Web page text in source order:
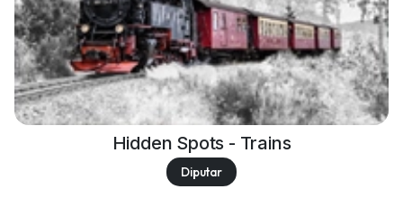
Hidden Spots - Trains
Diputar